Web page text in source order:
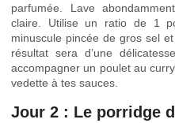
parfumée. Lave
claire. Utilise un ratio de 1
minuscule pincée de gros sel
résultat sera d’une
accompagner un poulet au
vedette à tes sauces.
Jour 2 : Le porridge